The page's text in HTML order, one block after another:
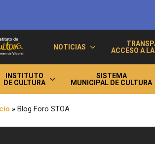
NOTICIAS
ACCESO A
INSTITUTO
DE CULTURA
SISTEMA
MUNICIPAL DE CULTURA
» Blog Foro STOA